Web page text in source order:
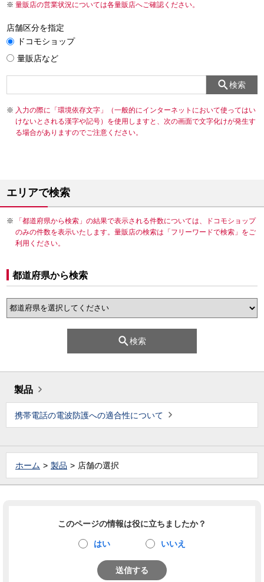
量販店の営業状況については各量販店へご確認ください。
店舗区分を指定
ドコモショップ
量販店など
検索
入力の際に「環境依存文字」（一般的にインターネットにおいて使ってはい
けないとされる漢字や記号）を使用しますと、次の画面で文字化けが発生す
る場合がありますのでご注意ください。
エリアで検索
「都道府県から検索」の結果で表示される件数については、ドコモショップ
のみの件数を表示いたします。量販店の検索は「フリーワードで検索」をご
利用ください。
都道府県から検索
検索
製品
携帯電話の電波防護への適合性について
ホーム 製品 店舗の選択
このページの情報は役に立ちましたか？
はい いいえ
送信する